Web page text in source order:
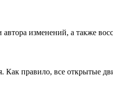
изменений, а также
Как правило, все открытые